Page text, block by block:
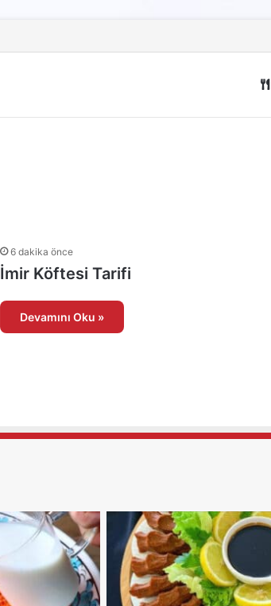
6 dakika önce
İmir Köftesi Tarifi
Devamını Oku »